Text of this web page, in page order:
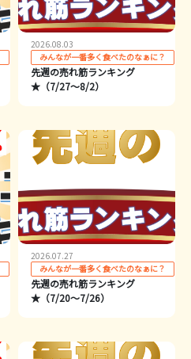
2026.08.03
みんなが一番多く食べたのなぁに？
先週の売れ筋ランキング
★（7/27～8/2）
2026.07.27
みんなが一番多く食べたのなぁに？
先週の売れ筋ランキング
★（7/20～7/26）